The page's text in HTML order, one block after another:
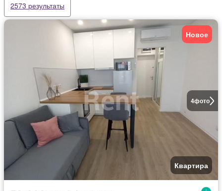
2573 результаты
4фото
Новое
Квартира